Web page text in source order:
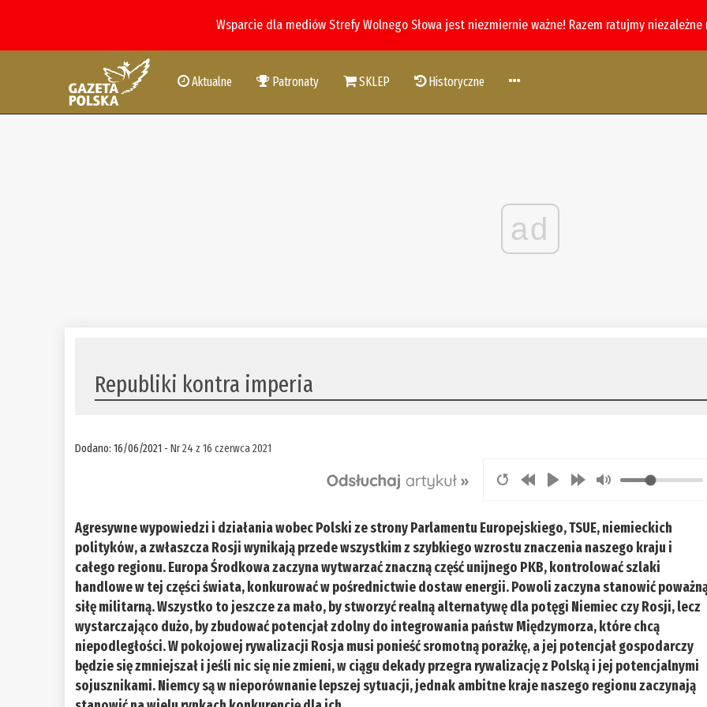
Wsparcie dla mediów Strefy Wolnego Słowa jest niezmiernie ważne! Razem ratujmy
Aktualne Patronaty SKLEP Historyczne
ad
Republiki kontra imperia
Dodano: 16/06/2021 -Nr 24 z 16 czerwca 2021
Agresywne wypowiedzi i działania wobec Polski ze strony Parlamentu Europejskiego, TSUE, niemieckich
polityków, a zwłaszcza Rosji wynikają przede wszystkim z szybkiego wzrostu znaczenia naszego kraju i
całego regionu. Europa Środkowa zaczyna wytwarzać znaczną część unijnego PKB, kontrolować szlaki
handlowe w tej części świata, konkurować w pośrednictwie dostaw energii. Powoli zaczyna stanowić
siłę militarną. Wszystko to jeszcze za mało, by stworzyć realną alternatywę dla potęgi Niemiec czy Rosji, lecz
wystarczająco dużo, by zbudować potencjał zdolny do integrowania państw Międzymorza, które chcą
niepodległości. W pokojowej rywalizacji Rosja musi ponieść sromotną porażkę, a jej potencjał gospodarczy
będzie się zmniejszał i jeśli nic się nie zmieni, w ciągu dekady przegra rywalizację z Polską i jej potencjalnymi
sojusznikami. Niemcy są w nieporównanie lepszej sytuacji, jednak ambitne kraje naszego regionu zaczynają